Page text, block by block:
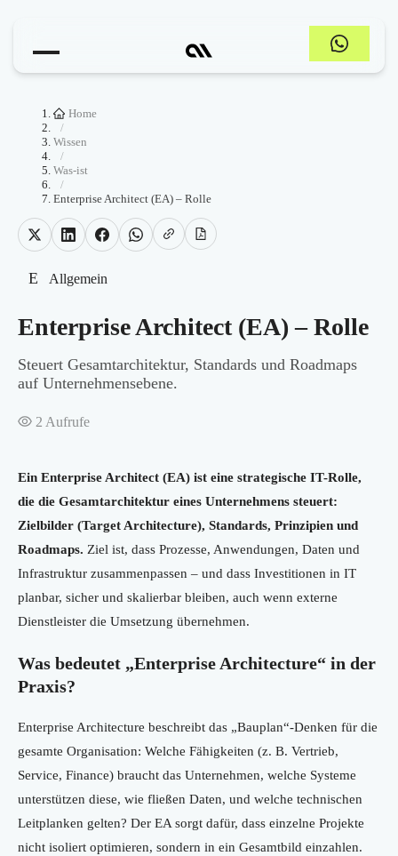
Home
/
Wissen
/
Was-ist
/
Enterprise Architect (EA) – Rolle
E Allgemein
Enterprise Architect (EA) – Rolle
Steuert Gesamtarchitektur, Standards und Roadmaps
auf Unternehmensebene.
2 Aufrufe
Ein Enterprise Architect (EA) ist eine strategische IT-Rolle,
die die Gesamtarchitektur eines Unternehmens steuert:
Zielbilder (Target Architecture), Standards, Prinzipien und
Roadmaps. Ziel ist, dass Prozesse, Anwendungen, Daten und
Infrastruktur zusammenpassen – und dass Investitionen in IT
planbar, sicher und skalierbar bleiben, auch wenn externe
Dienstleister die Umsetzung übernehmen.
Was bedeutet „Enterprise Architecture“ in der
Praxis?
Enterprise Architecture beschreibt das „Bauplan“-Denken für die
gesamte Organisation: Welche Fähigkeiten (z. B. Vertrieb,
Service, Finance) braucht das Unternehmen, welche Systeme
unterstützen diese, wie fließen Daten, und welche technischen
Leitplanken gelten? Der EA sorgt dafür, dass einzelne Projekte
nicht isoliert optimieren, sondern in ein Gesamtbild einzahlen.